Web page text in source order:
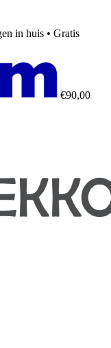
in huis • Gratis
€90,00